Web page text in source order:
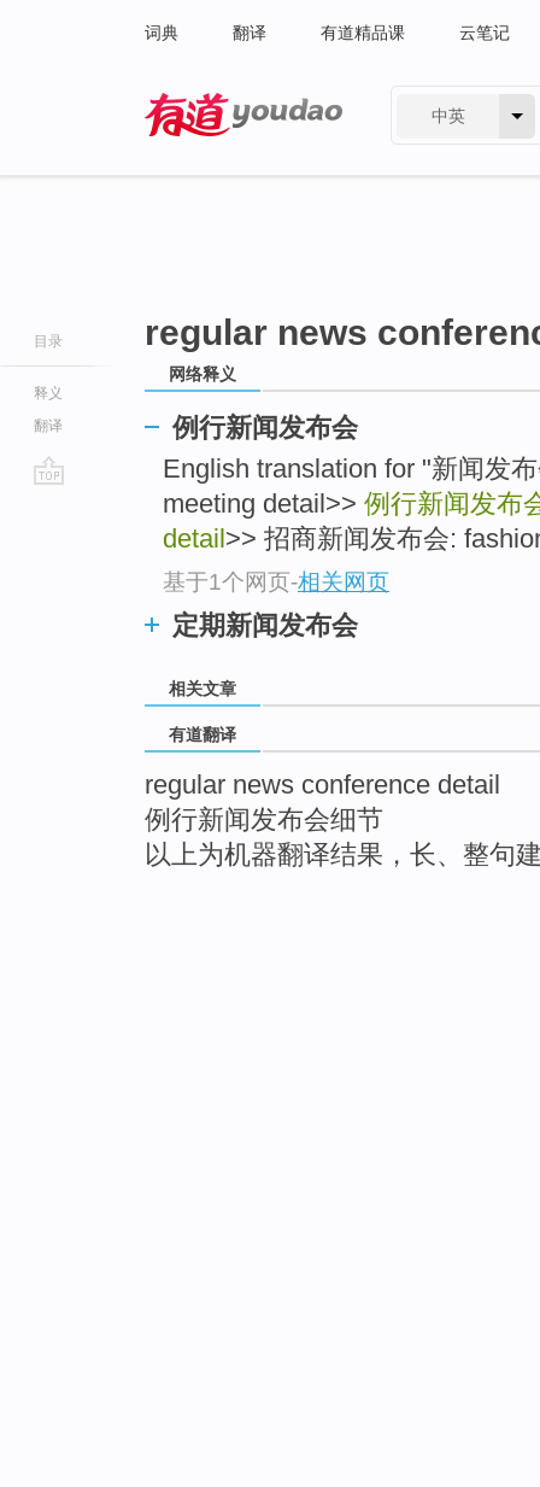
词典 翻译 有道精品课 云笔记
中英
目录
释义
翻译
regular news
网络释义
例行新闻发布会
English translation for "新闻发
meeting detail>> 例行新闻发布
detail >> 招商新闻发布会:
基于1个网页-相关网页
定期新闻发布会
相关文章
有道翻译
regular news conference detail
例行新闻发布会细节
以上为机器翻译结果，长、整句